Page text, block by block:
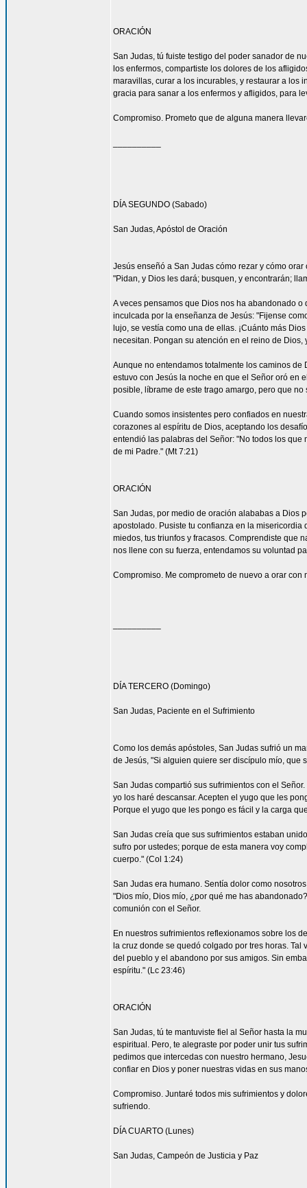
ORACIÓN
San Judas, tú fuiste testigo del poder sanador de
los enfermos, compartiste los dolores de los
maravillas, curar a los incurables, y restaurar a los
gracia para sanar a los enfermos y afligidos, para
Compromiso. Prometo que de alguna manera
DÍA SEGUNDO (Sabado)
San Judas, Apóstol de Oración
Jesús enseñó a San Judas cómo rezar y cómo
"Pidan, y Dios les dará; busquen, y encontrarán;
A veces pensamos que Dios nos ha abandonado
inculcada por la enseñanza de Jesús: "Fijense
lujo, se vestía como una de ellas. ¡Cuánto más
necesitan. Pongan su atención en el reino de
Aunque no entendamos totalmente los caminos
estuvo con Jesús la noche en que el Señor oró en
posible, líbrame de este trago amargo, pero que
Cuando somos insistentes pero confiados en
corazones al espíritu de Dios, aceptando los
entendió las palabras del Señor: "No todos los
de mi Padre." (Mt 7:21)
ORACIÓN
San Judas, por medio de oración alababas a Dios
apostolado. Pusiste tu confianza en la
miedos, tus triunfos y fracasos. Comprendiste que
nos llene con su fuerza, entendamos su voluntad
Compromiso. Me comprometo de nuevo a orar
DÍA TERCERO (Domingo)
San Judas, Paciente en el Sufrimiento
Como los demás apóstoles, San Judas sufrió un
de Jesús, "Si alguien quiere ser discípulo mío, que
San Judas compartió sus sufrimientos con el
yo los haré descansar. Acepten el yugo que les
Porque el yugo que les pongo es fácil y la carga
San Judas creía que sus sufrimientos estaban
sufro por ustedes; porque de esta manera voy
cuerpo." (Col 1:24)
San Judas era humano. Sentía dolor como
"Dios mío, Dios mío, ¿por qué me has
comunión con el Señor.
En nuestros sufrimientos reflexionamos sobre los
la cruz donde se quedó colgado por tres horas.
del pueblo y el abandono por sus amigos. Sin
espíritu." (Lc 23:46)
ORACIÓN
San Judas, tú te mantuviste fiel al Señor hasta la
espiritual. Pero, te alegraste por poder unir tus
pedimos que intercedas con nuestro hermano,
confiar en Dios y poner nuestras vidas en sus
Compromiso. Juntaré todos mis sufrimientos y
sufriendo.
DÍA CUARTO (Lunes)
San Judas, Campeón de Justicia y Paz